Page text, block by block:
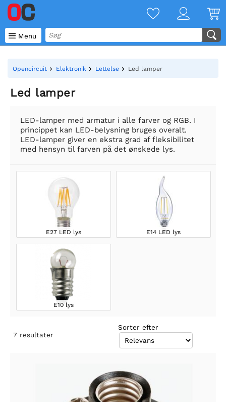
 Menu
Opencircuit Elektronik Lettelse Led lamper
Led lamper
LED-lamper med armatur i alle farver og RGB. I
princippet kan LED-belysning bruges overalt.
LED-lamper giver en ekstra grad af fleksibilitet
med hensyn til farven på det ønskede lys.
E27 LED lys E14 LED lys
E10 lys
7 resultater
Sorter efter